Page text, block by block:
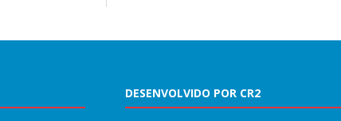
DESENVOLVIDO POR CR2